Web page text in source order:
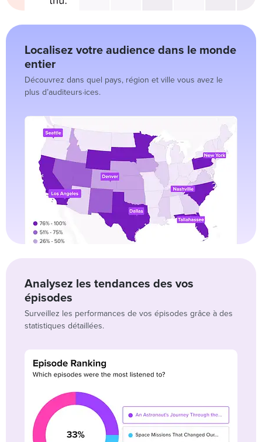
Localisez votre audience dans le monde
entier
Découvrez dans quel pays, région et ville vous avez le
plus d’auditeurs·ices.
Analysez les tendances des vos
épisodes
Surveillez les performances de vos épisodes grâce à des
statistiques détaillées.